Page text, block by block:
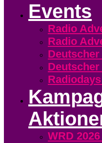
Events
Radio
Radio
WRD